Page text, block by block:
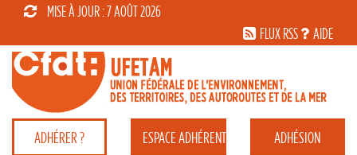
MISE À JOUR : 7 AOÛT 2026
FLUX RSS
AIDE
ADHÉRER ? ESPACEADHÉRENT ADHÉSION